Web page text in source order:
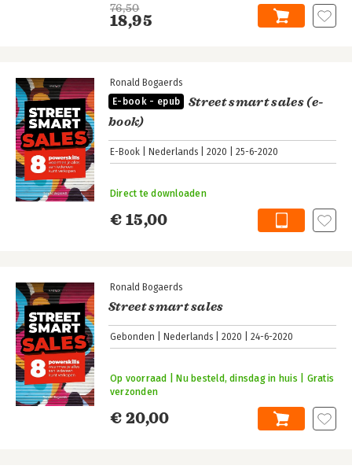
76,50
18,95
Ronald Bogaerds
E-book - epub
Street smart sales (e-
book)
E-Book Nederlands 2020 25-6-2020
€ 15,00
Direct te downloaden
Ronald Bogaerds
Street smart sales
Gebonden Nederlands 2020 24-6-2020
€ 20,00
Op voorraad | Nu besteld, dinsdag in huis | Gratis
verzonden